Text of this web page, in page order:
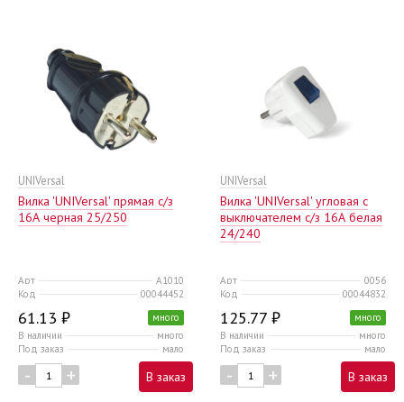
UNIVersal
Вилка 'UNIVersal' прямая с/з
16А черная 25/250
Арт
А1010
Код
00044452
61.13 ₽
много
В наличии
много
Под заказ
мало
- + В заказ
UNIVersal
Вилка 'UNIVersal' угловая с
выключателем с/з 16А белая
24/240
Арт
0056
Код
00044832
125.77 ₽
много
В наличии
много
Под заказ
мало
- + В заказ